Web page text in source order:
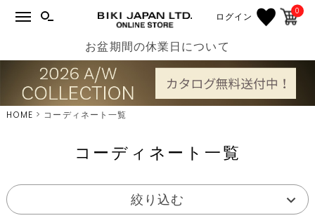
ログイン 0
お盆期間の休業日について
HOME コーディネート一覧
コーディネート一覧
絞り込む